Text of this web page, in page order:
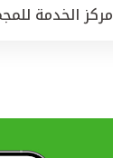
مركز الخدمة